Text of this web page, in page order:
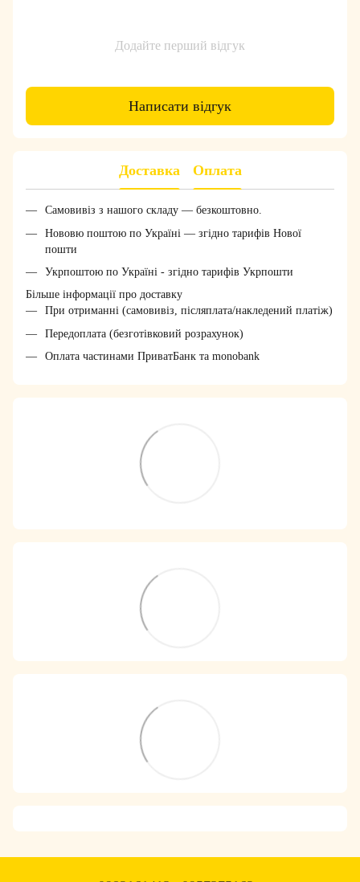
Додайте перший відгук
Написати відгук
Доставка Оплата
Самовивіз з нашого складу — безкоштовно.
Нововю поштою по Україні — згідно тарифів Нової
пошти
Укрпоштою по Україні - згідно тарифів Укрпошти
Більше інформації про доставку
При отриманні (самовивіз, післяплата/накледений платіж)
Передоплата (безготівковий розрахунок)
Оплата частинами ПриватБанк та monobank